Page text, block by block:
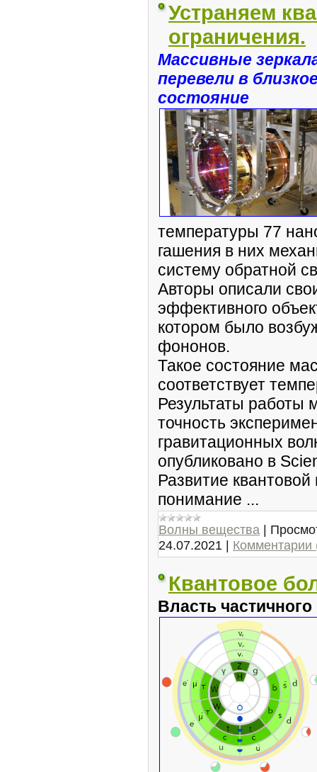
Устраняем
ограничения.
Массивные
перевели в
состояние
температуры 77
гашения в них
систему обратной
Авторы описали
эффективного
котором было
фононов.
Такое состояние
соответствует
Результаты работы
точность
гравитационных
опубликовано в
Развитие
понимание ...
Волны вещества |
24.07.2021 | Комментарии
Квантовое
Власть частичного